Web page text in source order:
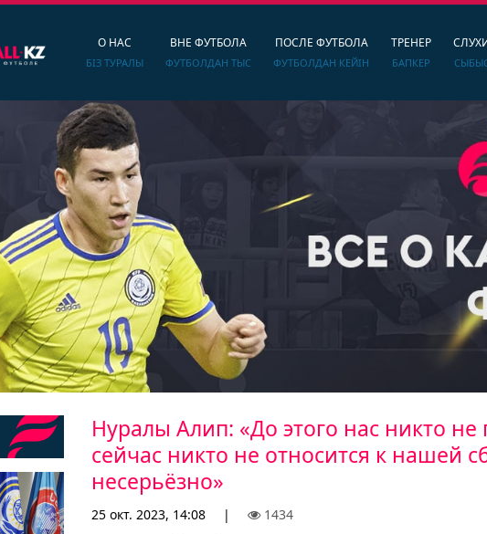
О НАС
БІЗ ТУРАЛЫ
ВНЕ ФУТБОЛА
ФУТБОЛДАН ТЫС
ПОСЛЕ ФУТБОЛА
ФУТБОЛДАН КЕЙІН
ТРЕНЕР
БАПКЕР
Нуралы Алип: «До этого нас никто не
сейчас никто не относится к нашей
несерьёзно»
25 окт. 2023, 14:08 | 1434